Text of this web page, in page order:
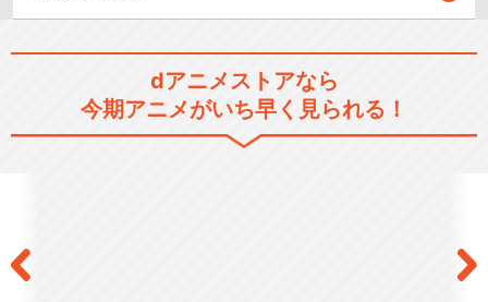
dアニメストアなら
今期アニメがいち早く見られる！